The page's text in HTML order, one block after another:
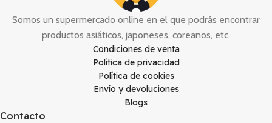
Somos un supermercado online en el que podrás encontrar
productos asiáticos, japoneses, coreanos, etc.
Condiciones de venta
Política de privacidad
Política de cookies
Envío y devoluciones
Blogs
Contacto